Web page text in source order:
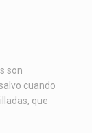
son
cuando
que